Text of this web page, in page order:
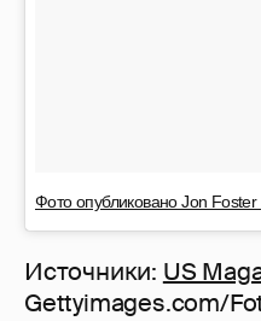
Фото опубликовано Jon
Источники: US
Gettyimages.com/